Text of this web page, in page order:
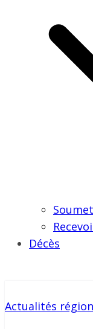
Décès
Actualités